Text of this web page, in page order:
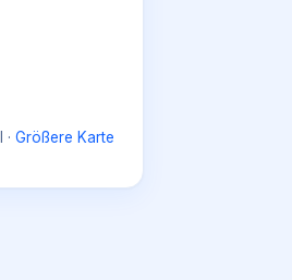
· Größere Karte